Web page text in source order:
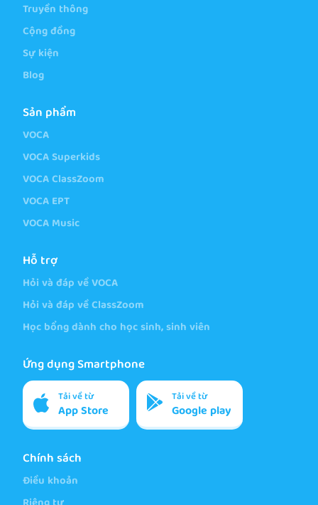
Truyền thông
Cộng đồng
Sự kiện
Blog
Sản phẩm
VOCA
VOCA Superkids
VOCA ClassZoom
VOCA EPT
VOCA Music
Hỗ trợ
Hỏi và đáp về VOCA
Hỏi và đáp về ClassZoom
Học bổng dành cho học sinh, sinh viên
Ứng dụng Smartphone
Tải về từ
App Store
Tải về từ
Google play
Chính sách
Điều khoản